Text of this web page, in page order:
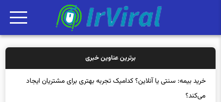
برترین عناوین خبری
خرید بیمه: سنتی یا آنلاین؟ کدامیک تجربه بهتری برای مشتریان ایجاد
می‌کند؟